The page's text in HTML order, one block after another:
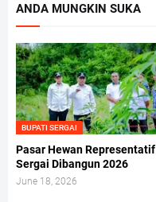
ANDA MUNGKIN SUKA
BUPATI SERGAI
Pasar Hewan Representatif
Sergai Dibangun 2026
June 18, 2026